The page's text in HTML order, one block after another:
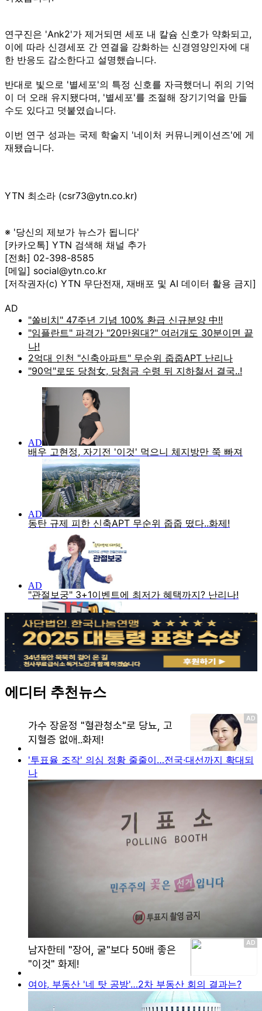
연구진은 'Ank2'가 제거되면 세포 내 칼슘 신호가 약화되고,
이에 따라 신경세포 간 연결을 강화하는 신경영양인자에 대
한 반응도 감소한다고 설명했습니다.
반대로 빛으로 '별세포'의 특정 신호를 자극했더니 쥐의 기억
이 더 오래 유지됐다며, '별세포'를 조절해 장기기억을 만들
수도 있다고 덧붙였습니다.
이번 연구 성과는 국제 학술지 '네이처 커뮤니케이션즈'에 게
재됐습니다.
YTN 최소라 (csr73@ytn.co.kr)
※ '당신의 제보가 뉴스가 됩니다'
[카카오톡] YTN 검색해 채널 추가
[전화] 02-398-8585
[메일] social@ytn.co.kr
[저작권자(c) YTN 무단전재, 재배포 및 AI 데이터 활용 금지]
AD
에디터 추천뉴스
'투표율 조작' 의심 정황 줄줄이…전국·대선까지 확대되
나
여야, 부동산 '네 탓 공방'…2차 부동산 회의 결과는?